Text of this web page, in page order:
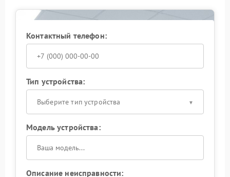
Контактный телефон:
Тип устройства:
Выберите тип устройства
Модель устройства:
Описание неисправности: